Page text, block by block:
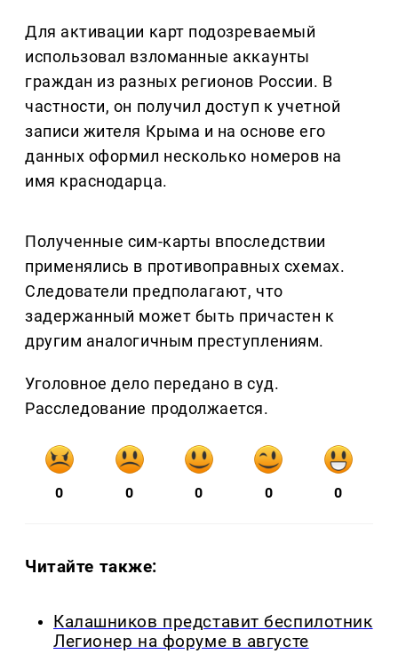
Для активации карт подозреваемый
использовал взломанные аккаунты
граждан из разных регионов России. В
частности, он получил доступ к учетной
записи жителя Крыма и на основе его
данных оформил несколько номеров на
имя краснодарца.
Полученные сим-карты впоследствии
применялись в противоправных схемах.
Следователи предполагают, что
задержанный может быть причастен к
другим аналогичным преступлениям.
Уголовное дело передано в суд.
Расследование продолжается.
0 0 0 0 0
Читайте также:
Калашников представит беспилотник
Легионер на форуме в августе